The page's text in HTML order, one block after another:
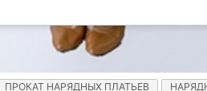
ПРОКАТ НАРЯДНЫХ ПЛАТЬЕВ